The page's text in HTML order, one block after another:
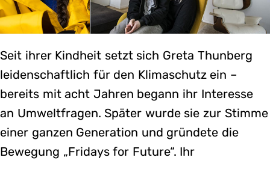
Seit ihrer Kindheit setzt sich Greta Thunberg
leidenschaftlich für den Klimaschutz ein –
bereits mit acht Jahren begann ihr Interesse
an Umweltfragen. Später wurde sie zur Stimme
einer ganzen Generation und gründete die
Bewegung „Fridays for Future“. Ihr